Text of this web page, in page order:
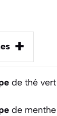
+
de thé
de